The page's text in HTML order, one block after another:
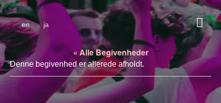
en ja
« Alle Begivenheder
Denne begivenhed er allerede afholdt.